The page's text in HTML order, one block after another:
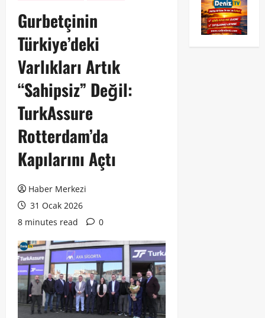
Gurbetçinin
Türkiye’deki
Varlıkları Artık
“Sahipsiz” Değil:
TurkAssure
Rotterdam’da
Kapılarını Açtı
Haber Merkezi
31 Ocak 2026
8 minutes read
0